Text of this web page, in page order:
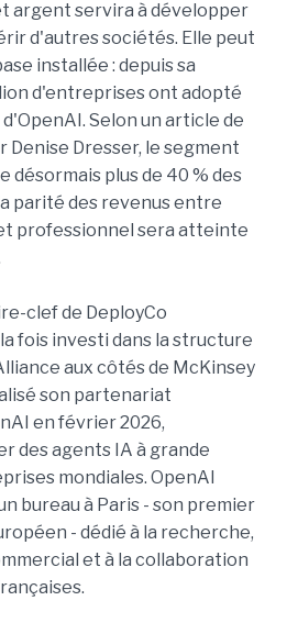
argent servira à développer
d'autres sociétés. Elle peut
installée : depuis sa
d'entreprises ont adopté
Selon un article de
Denise Dresser, le segment
plus de 40 % des
parité des revenus entre
professionnel sera atteinte
clef de DeployCo
fois investi dans la structure
aux côtés de McKinsey
son partenariat
en février 2026,
des agents IA à grande
mondiales. OpenAI
bureau à Paris - son premier
- dédié à la recherche,
et à la collaboration